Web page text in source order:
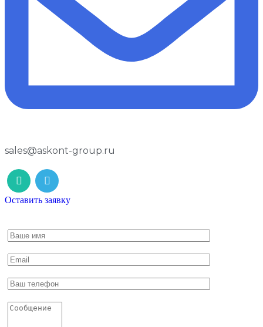
sales@askont-group.ru
Оставить заявку